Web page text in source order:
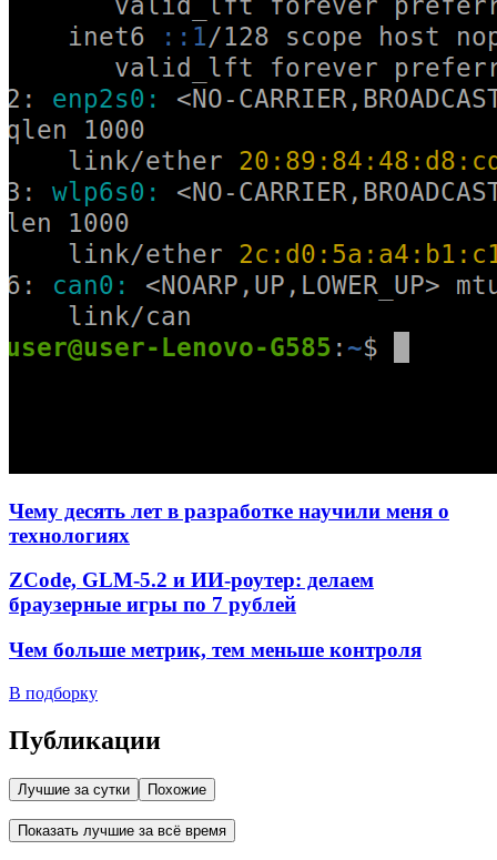
Чему десять лет в разработке научили меня о
технологиях
ZCode, GLM-5.2 и ИИ-роутер: делаем
браузерные игры по 7 рублей
Чем больше метрик, тем меньше контроля
В подборку
Публикации
Лучшие за сутки Похожие
Показать лучшие за всё время